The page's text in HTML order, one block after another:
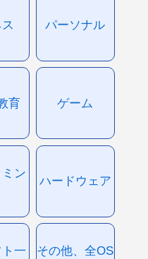
パーソナル
育 ゲーム
ン
ハードウェア
一
その他、全OS